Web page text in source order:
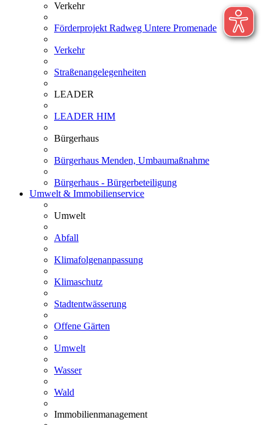
Verkehr
Förderprojekt Radweg Untere Promenade
Verkehr
Straßenangelegenheiten
LEADER
LEADER HIM
Bürgerhaus
Bürgerhaus Menden, Umbaumaßnahme
Bürgerhaus - Bürgerbeteiligung
Umwelt & Immobilienservice
Umwelt
Abfall
Klimafolgenanpassung
Klimaschutz
Stadtentwässerung
Offene Gärten
Umwelt
Wasser
Wald
Immobilienmanagement